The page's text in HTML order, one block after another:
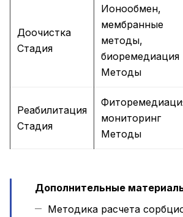
Доочистка
Стадия
Ионообмен,
мембранные
методы,
биоремедиация
Методы
Реабилитация
Стадия
мониторинг
Методы
Дополнительные
Методика расчета